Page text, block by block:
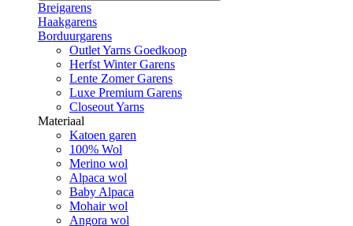
Breigarens
Haakgarens
Borduurgarens
Outlet Yarns Goedkoop
Herfst Winter Garens
Lente Zomer Garens
Luxe Premium Garens
Closeout Yarns
Materiaal
Katoen garen
100% Wol
Merino wol
Alpaca wol
Baby Alpaca
Mohair wol
Angora wol